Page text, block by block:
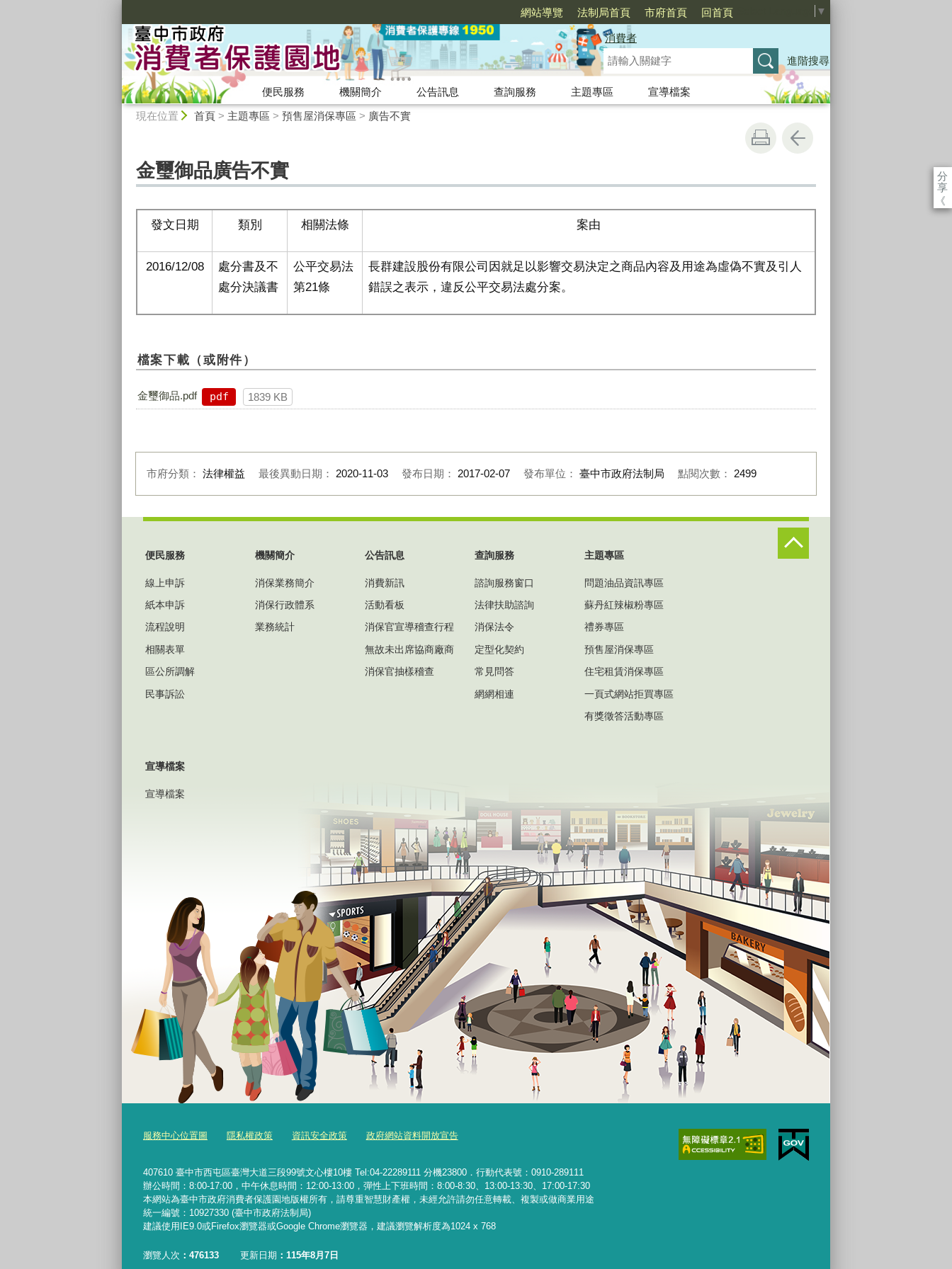
網站導覽 法制局首頁 市府首頁 回首頁 ▼
消費者
進階搜尋
便民服務 機關簡介 公告訊息 查詢服務 主題專區
宣導檔案
現在位置 首頁> 主題專區 > 預售屋消保專區 > 廣告不實
分
享
《
金璽御品廣告不實
發文日期 類別 相關法條 案由
2016/12/08
處分書及不
處分決議書
公平交易法
第21條
長群建設股份有限公司因就足以影響交易決定之商品內容及用途為虛偽不實及引人
錯誤之表示，違反公平交易法處分案。
檔案下載（或附件）
金璽御品.pdf pdf 1839 KB
市府分類： 法律權益 最後異動日期： 2020-11-03 發布日期： 2017-02-07 發布單位： 臺中市政府法制局 點閱次數： 2499
便民服務
線上申訴
紙本申訴
流程說明
相關表單
區公所調解
民事訴訟
機關簡介
消保業務簡介
消保行政體系
業務統計
公告訊息
消費新訊
活動看板
消保官宣導稽查行程
無故未出席協商廠商
消保官抽樣稽查
查詢服務
諮詢服務窗口
法律扶助諮詢
消保法令
定型化契約
常見問答
網網相連
主題專區
問題油品資訊專區
蘇丹紅辣椒粉專區
禮券專區
預售屋消保專區
住宅租賃消保專區
一頁式網站拒買專區
有獎徵答活動專區
宣導檔案
宣導檔案
服務中心位置圖 隱私權政策 資訊安全政策 政府網站資料開放宣告
407610 臺中市西屯區臺灣大道三段99號文心樓10樓 Tel:04-22289111 分機23800．行動代表號：0910-289111
辦公時間：8:00-17:00，中午休息時間：12:00-13:00，彈性上下班時間：8:00-8:30、13:00-13:30、17:00-17:30
本網站為臺中市政府消費者保護園地版權所有，請尊重智慧財產權，未經允許請勿任意轉載、複製或做商業用途
統一編號：10927330 (臺中市政府法制局)
建議使用IE9.0或Firefox瀏覽器或Google Chrome瀏覽器，建議瀏覽解析度為1024 x 768
瀏覽人次 476133 更新日期 115年8月7日